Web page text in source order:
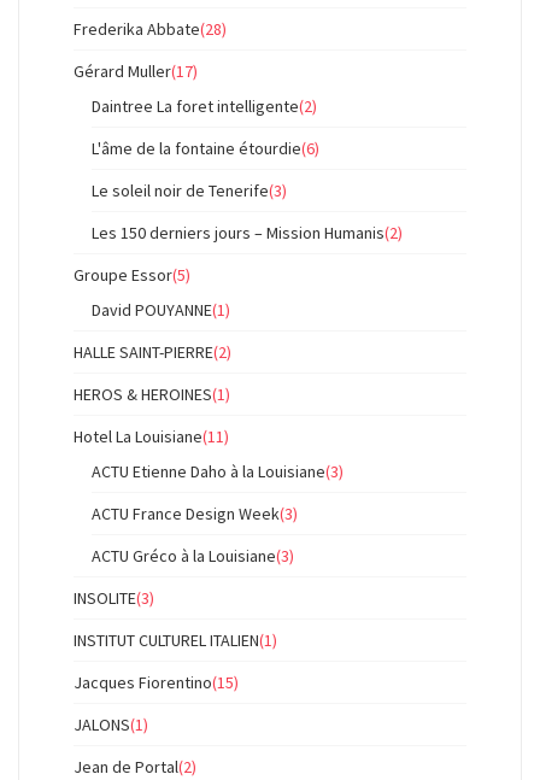
Frederika Abbate(28)
Gérard Muller(17)
Daintree La foret intelligente(2)
L'âme de la fontaine étourdie(6)
Le soleil noir de Tenerife(3)
Les 150 derniers jours – Mission Humanis(2)
Groupe Essor(5)
David POUYANNE(1)
HALLE SAINT-PIERRE(2)
HEROS & HEROINES(1)
Hotel La Louisiane(11)
ACTU Etienne Daho à la Louisiane(3)
ACTU France Design Week(3)
ACTU Gréco à la Louisiane(3)
INSOLITE(3)
INSTITUT CULTUREL ITALIEN(1)
Jacques Fiorentino(15)
JALONS(1)
Jean de Portal(2)